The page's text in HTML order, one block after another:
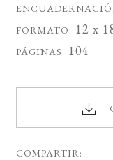
FORMATO: 12 x
PÁGINAS: 104
COMPARTIR: